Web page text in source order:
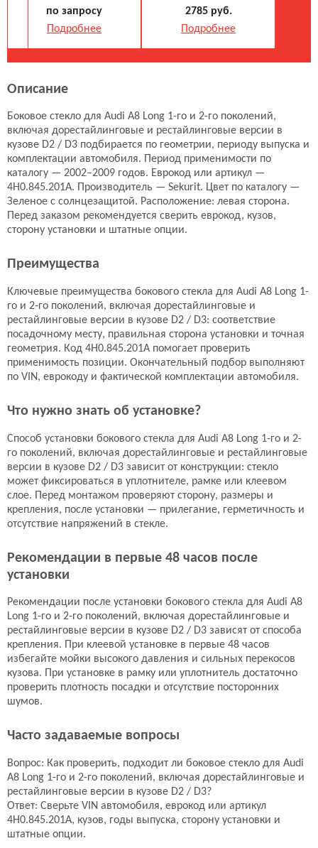
по запросу
Подробнее
2785 руб.
Подробнее
4H0.845.206A
Sekurit
4084 руб.
Подробнее
Benson
2785 руб.
Подробнее
Боковое стекло
8607RGSS4RQKZ1M
Оригинал
Подробнее
Боковое стекло
4H0.845.201A
Боковое стекло
4H0.845.201A
OEM
4404 руб.
Подробнее
Боковое стекло
4H0.845.201A
AGC
по запросу
Подробнее
Боковое стекло
4H0.845.201A
Pilkington
по запросу
Подробнее
Боковое стекло
8578LGNS4FDKW
XYG
по запросу
Подробнее
2898 руб.
Подробнее
Боковое стекло
5257 руб.
Подробнее
Боковое стекло
4H0.845.202A
Подробнее
Боковое стекло
4H0.845.202A
Боковое стекло
4H0.845.202A
AGC
по запросу
Боковое стекло
8578LGSS4RDKW1J
FYG
Описание
Боковое стекло для Audi A8 Long 1-го и 2-го поколений,
включая дорестайлинговые и рестайлинговые версии в
кузове D2 / D3 подбирается по геометрии, периоду выпуска и
комплектации автомобиля. Период применимости по
каталогу — 2002–2009 годов. Еврокод или артикул —
4H0.845.201A. Производитель — Sekurit. Цвет по каталогу —
Зеленое с солнцезащитой. Расположение: левая сторона.
Перед заказом рекомендуется сверить еврокод, кузов,
сторону установки и штатные опции.
Преимущества
Ключевые преимущества бокового стекла для Audi A8 Long 1-
го и 2-го поколений, включая дорестайлинговые и
рестайлинговые версии в кузове D2 / D3: соответствие
посадочному месту, правильная сторона установки и точная
геометрия. Код 4H0.845.201A помогает проверить
применимость позиции. Окончательный подбор выполняют
по VIN, еврокоду и фактической комплектации автомобиля.
Что нужно знать об установке?
Способ установки бокового стекла для Audi A8 Long 1-го и 2-
го поколений, включая дорестайлинговые и рестайлинговые
версии в кузове D2 / D3 зависит от конструкции: стекло
может фиксироваться в уплотнителе, рамке или клеевом
слое. Перед монтажом проверяют сторону, размеры и
крепления, после установки — прилегание, герметичность и
отсутствие напряжений в стекле.
Рекомендации в первые 48 часов после
установки
Рекомендации после установки бокового стекла для Audi A8
Long 1-го и 2-го поколений, включая дорестайлинговые и
рестайлинговые версии в кузове D2 / D3 зависят от способа
крепления. При клеевой установке в первые 48 часов
избегайте мойки высокого давления и сильных перекосов
кузова. При установке в рамку или уплотнитель достаточно
проверить плотность посадки и отсутствие посторонних
шумов.
Часто задаваемые вопросы
Вопрос: Как проверить, подходит ли боковое стекло для Audi
A8 Long 1-го и 2-го поколений, включая дорестайлинговые и
рестайлинговые версии в кузове D2 / D3?
Ответ: Сверьте VIN автомобиля, еврокод или артикул
4H0.845.201A, кузов, годы выпуска, сторону установки и
штатные опции.